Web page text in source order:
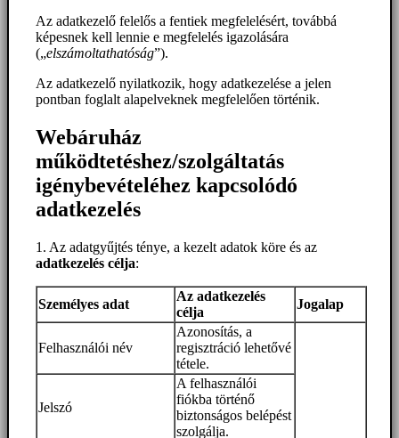
Az adatkezelő felelős a fentiek megfelelésért, továbbá
képesnek kell lennie e megfelelés igazolására
(„elszámoltathatóság”).
Az adatkezelő nyilatkozik, hogy adatkezelése a jelen
pontban foglalt alapelveknek megfelelően történik.
Webáruház
működtetéshez/szolgáltatás
igénybevételéhez kapcsolódó
adatkezelés
1. Az adatgyűjtés ténye, a kezelt adatok köre és az
adatkezelés célja:
Személyes adat
Az adatkezelés
célja
Jogalap
Felhasználói név
Azonosítás, a
regisztráció lehetővé
tétele.
Jelszó
A felhasználói
fiókba történő
biztonságos belépést
szolgálja.